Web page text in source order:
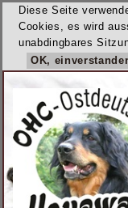
Diese Seite
Cookies, es wird
unabdingbares
OK,